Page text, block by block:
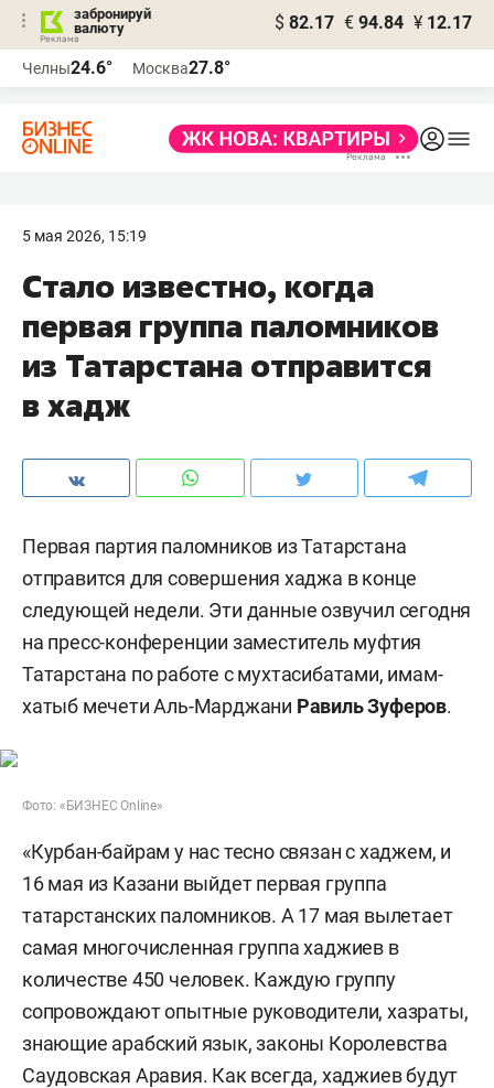
забронируй
валюту
$ 82.17 € 94.84 ¥ 12.17
Челны24.6° Москва27.8°
5 мая 2026, 15:19
Стало известно, когда
первая группа паломников
из Татарстана отправится
в хадж
Первая партия паломников из Татарстана
отправится для совершения хаджа в конце
следующей недели. Эти данные озвучил сегодня
на пресс-конференции заместитель муфтия
Татарстана по работе с мухтасибатами, имам-
хатыб мечети Аль-Марджани Равиль Зуферов.
Фото: «БИЗНЕС Online»
«Курбан-байрам у нас тесно связан с хаджем, и
16 мая из Казани выйдет первая группа
татарстанских паломников. А 17 мая вылетает
самая многочисленная группа хаджиев в
количестве 450 человек. Каждую группу
сопровождают опытные руководители, хазраты,
знающие арабский язык, законы Королевства
Саудовская Аравия. Как всегда, хаджиев будут